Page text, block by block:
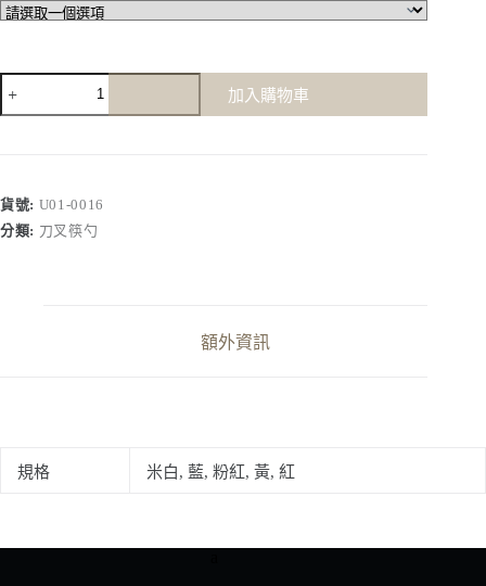
頭
筷
數
加入購物車
貨號: U01-0016
分類: 刀叉筷勺
額外資訊
規格 米白, 藍, 粉紅, 黃, 紅